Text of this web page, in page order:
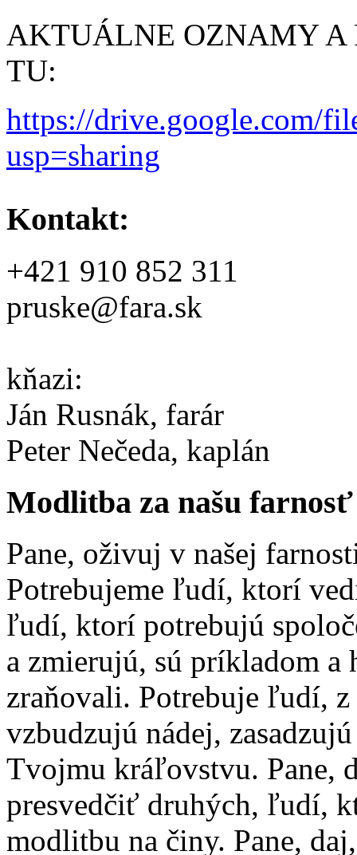
AKTUÁLNE OZNAMY A
TU:
https://drive.google.com/
usp=sharing
Kontakt:
+421 910 852 311
pruske@fara.sk
kňazi:
Ján Rusnák, farár
Peter Nečeda, kaplán
Modlitba za našu farnosť
Pane, oživuj v našej
Potrebujeme ľudí, ktorí
ľudí, ktorí potrebujú
a zmierujú, sú príkladom a
zraňovali. Potrebuje ľudí,
vzbudzujú nádej,
Tvojmu kráľovstvu. Pane,
presvedčiť druhých, ľudí,
modlitbu na činy. Pane,